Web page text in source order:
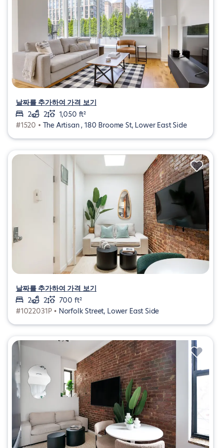
날짜를 추가하여 가격 보기
2
2
1,050 ft²
#1520 • The Artisan , 180 Broome St, Lower East Side
날짜를 추가하여 가격 보기
2
2
700 ft²
#1022031P • Norfolk Street, Lower East Side